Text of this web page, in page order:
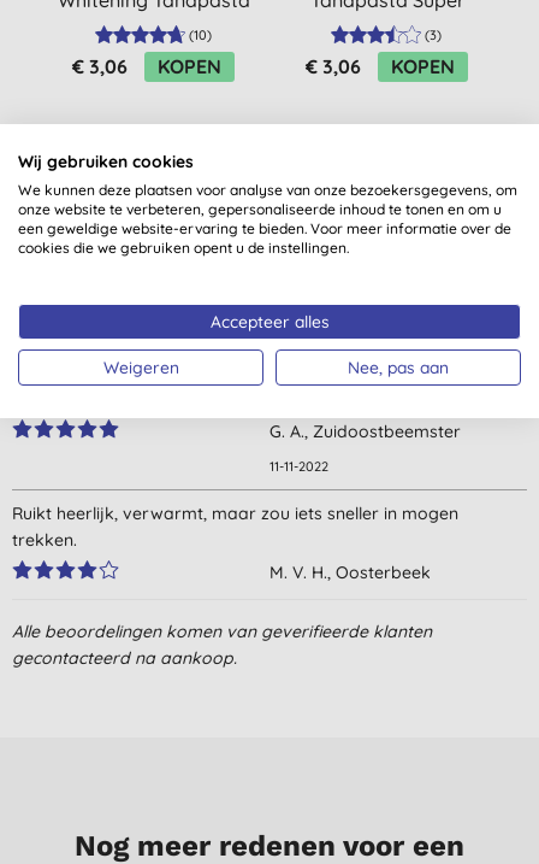
Ultra White
(10)
€ 3,06 KOPEN
White
(3)
€ 3,06 KOPEN
Klantbeoordelingen
4,6van 5 (3 beoordelingen)
Top massage olie !! Maar ook gewoon fijn na het douchen. Het
G. A., Zuidoostbeemster
11-11-2022
Ruikt heerlijk, verwarmt, maar zou iets sneller in mogen
trekken.
M. V. H., Oosterbeek
Very pleased with the result
Alle beoordelingen komen van geverifieerde klanten
gecontacteerd na aankoop.
Nog meer redenen voor een
Wij gebruiken cookies
We kunnen deze plaatsen voor analyse van onze bezoekersgegevens, om
onze website te verbeteren, gepersonaliseerde inhoud te tonen en om u
een geweldige website-ervaring te bieden. Voor meer informatie over de
cookies die we gebruiken opent u de instellingen.
Accepteer alles
Weigeren Nee, pas aan